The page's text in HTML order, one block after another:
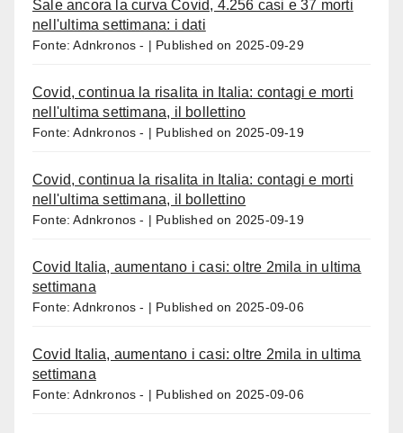
Sale ancora la curva Covid, 4.256 casi e 37 morti
nell'ultima settimana: i dati
Fonte: Adnkronos - Published on 2025-09-29
Covid, continua la risalita in Italia: contagi e morti
nell'ultima settimana, il bollettino
Fonte: Adnkronos - Published on 2025-09-19
Covid, continua la risalita in Italia: contagi e morti
nell'ultima settimana, il bollettino
Fonte: Adnkronos - Published on 2025-09-19
Covid Italia, aumentano i casi: oltre 2mila in ultima
settimana
Fonte: Adnkronos - Published on 2025-09-06
Covid Italia, aumentano i casi: oltre 2mila in ultima
settimana
Fonte: Adnkronos - Published on 2025-09-06